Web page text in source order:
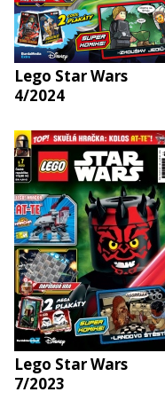
Lego Star Wars
4/2024
Lego Star Wars
7/2023